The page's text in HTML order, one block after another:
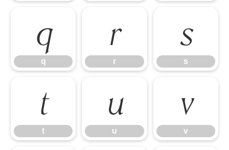
q
q
r
r
s
s
t
t
u
u
v
v